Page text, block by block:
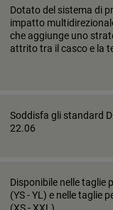
Dotato del sistema di
impatto
che aggiunge uno
attrito tra il casco e la
Soddisfa gli standard
22.06
Disponibile nelle taglie
(YS - YL) e nelle taglie